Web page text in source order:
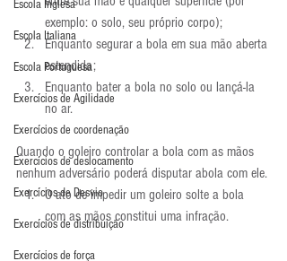
Escola Inglesa
Escola Italiana
Escola Portuguesa
Exercícios de Agilidade
Exercícios de coordenação
Exercícios de deslocamento
Exercícios de Desvio
Exercícios de distribuição
Exercícios de força
exemplo: o solo, seu próprio corpo);
Enquanto segurar a bola em sua mão aberta
estendida;
Enquanto bater a bola no solo ou lançá-la
no ar.
Quando o goleiro controlar a bola com as mãos
nenhum adversário poderá disputar abola com ele.
O ato de impedir um goleiro solte a bola
com as mãos constitui uma infração.